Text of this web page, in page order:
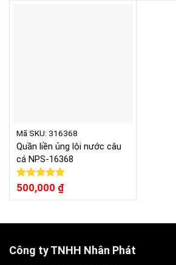
Mã SKU: 316368
Quần liền ủng lội nước câu
cá NPS-16368
Được xếp
hạng
500,000 ₫
Công ty TNHH Nhân Phát